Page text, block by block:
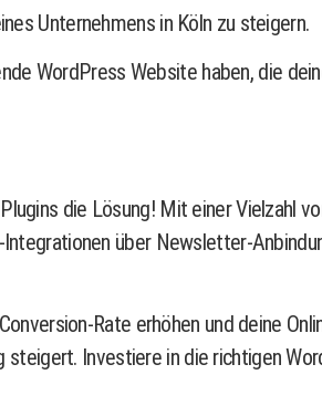
Unternehmens in Köln zu steigern.
WordPress Website haben, die
die Lösung! Mit einer Vielzahl
über Newsletter-
Rate erhöhen und deine
Investiere in die richtigen